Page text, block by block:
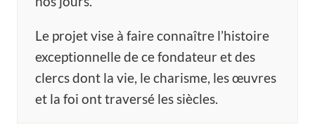
Le projet vise à faire connaître l’histoire
exceptionnelle de ce fondateur et des
clercs dont la vie, le charisme, les œuvres
et la foi ont traversé les siècles.